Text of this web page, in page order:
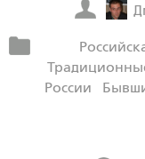
России